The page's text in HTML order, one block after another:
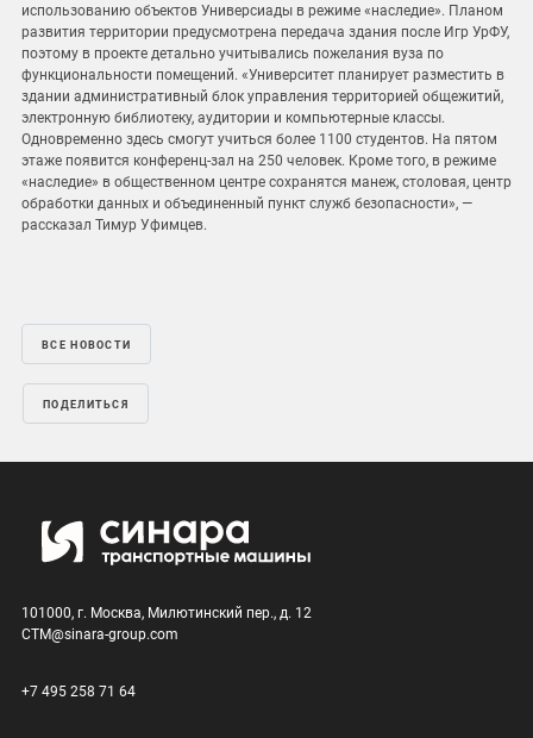
использованию объектов Универсиады в режиме «наследие». Планом
развития территории предусмотрена передача здания после Игр УрФУ,
поэтому в проекте детально учитывались пожелания вуза по
функциональности помещений. «Университет планирует разместить в
здании административный блок управления территорией общежитий,
электронную библиотеку, аудитории и компьютерные классы.
Одновременно здесь смогут учиться более 1100 студентов. На пятом
этаже появится конференц-зал на 250 человек. Кроме того, в режиме
«наследие» в общественном центре сохранятся манеж, столовая, центр
обработки данных и объединенный пункт служб безопасности», —
рассказал Тимур Уфимцев.
ВСЕ НОВОСТИ
ПОДЕЛИТЬСЯ
101000, г. Москва, Милютинский пер., д. 12
CTM@sinara-group.com
+7 495 258 71 64